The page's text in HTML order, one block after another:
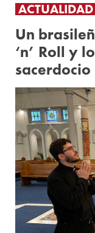
ACTUALIDAD
Un
‘n’ Roll y
sacerdocio